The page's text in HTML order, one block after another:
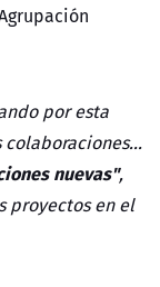
por esta
nuevas",
proyectos en el